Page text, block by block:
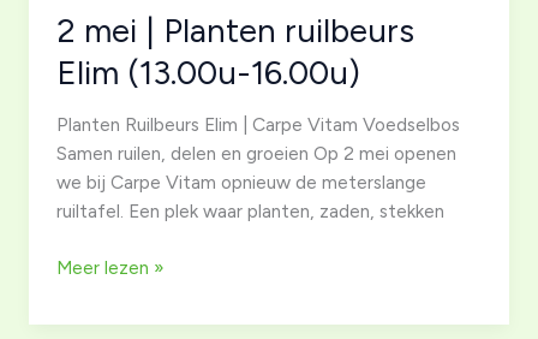
2 mei | Planten ruilbeurs
Elim (13.00u-16.00u)
Planten Ruilbeurs Elim | Carpe Vitam Voedselbos
Samen ruilen, delen en groeien Op 2 mei openen
we bij Carpe Vitam opnieuw de meterslange
ruiltafel. Een plek waar planten, zaden, stekken
2
|
Meer lezen »